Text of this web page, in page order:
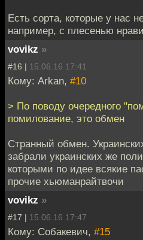
Есть сорта, которые у нас
например, с плесенью
vovikz »
#16 | 15.06.16 17:41
Кому: Arkan, #10
> По поводу очередного
помилование, это обмен
Странный обмен.
забрали украинских же
которыми по идее всякие
прочие хьюманрайтвочи
vovikz »
#17 | 15.06.16 17:47
Кому: Собакевич, #15